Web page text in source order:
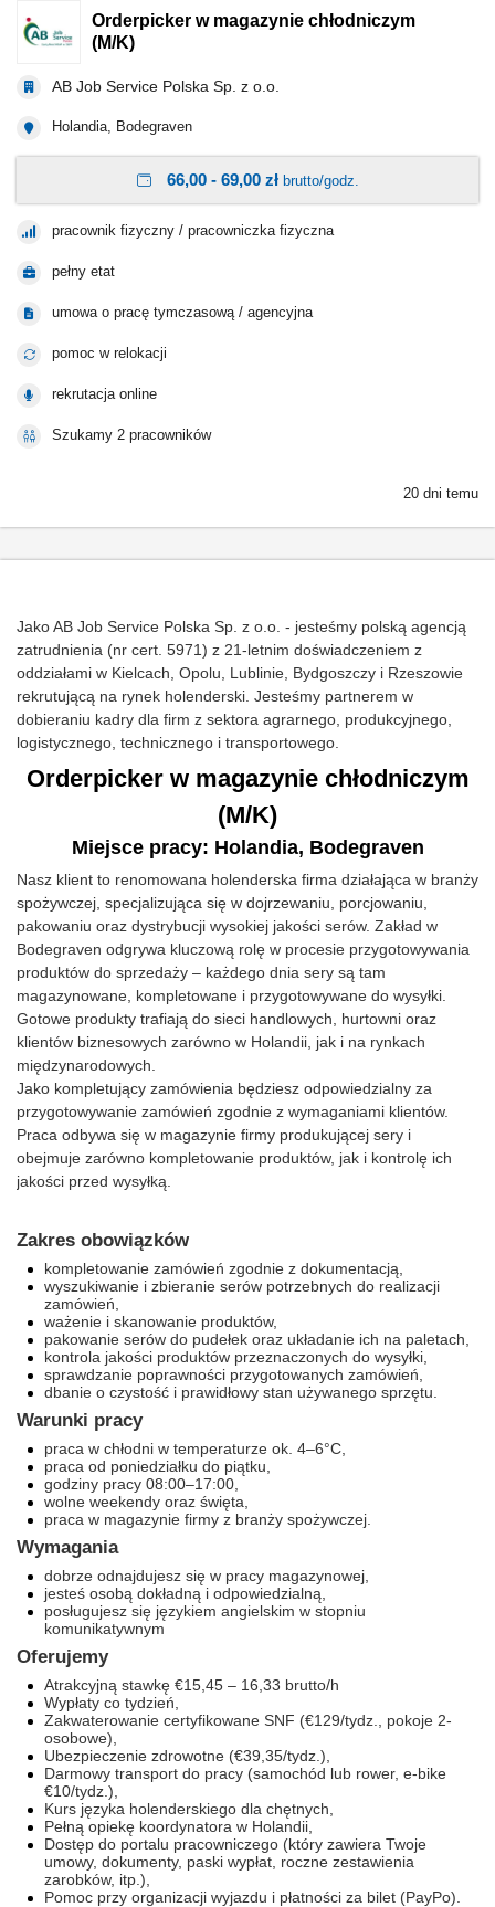
Orderpicker w magazynie chłodniczym
(M/K)
AB Job Service Polska Sp. z o.o.
Holandia, Bodegraven
66,00 - 69,00 złbrutto/godz.
pracownik fizyczny / pracowniczka fizyczna
pełny etat
umowa o pracę tymczasową / agencyjna
pomoc w relokacji
rekrutacja online
Szukamy 2 pracowników
20 dni temu
Jako AB Job Service Polska Sp. z o.o. - jesteśmy polską agencją
zatrudnienia (nr cert. 5971) z 21-letnim doświadczeniem z
oddziałami w Kielcach, Opolu, Lublinie, Bydgoszczy i Rzeszowie
rekrutującą na rynek holenderski. Jesteśmy partnerem w
dobieraniu kadry dla firm z sektora agrarnego, produkcyjnego,
logistycznego, technicznego i transportowego.
Orderpicker w magazynie chłodniczym
(M/K)
Miejsce pracy: Holandia, Bodegraven
Nasz klient to renomowana holenderska firma działająca w branży
spożywczej, specjalizująca się w dojrzewaniu, porcjowaniu,
pakowaniu oraz dystrybucji wysokiej jakości serów. Zakład w
Bodegraven odgrywa kluczową rolę w procesie przygotowywania
produktów do sprzedaży – każdego dnia sery są tam
magazynowane, kompletowane i przygotowywane do wysyłki.
Gotowe produkty trafiają do sieci handlowych, hurtowni oraz
klientów biznesowych zarówno w Holandii, jak i na rynkach
międzynarodowych.
Jako kompletujący zamówienia będziesz odpowiedzialny za
przygotowywanie zamówień zgodnie z wymaganiami klientów.
Praca odbywa się w magazynie firmy produkującej sery i
obejmuje zarówno kompletowanie produktów, jak i kontrolę ich
jakości przed wysyłką.
Zakres obowiązków
kompletowanie zamówień zgodnie z dokumentacją,
wyszukiwanie i zbieranie serów potrzebnych do realizacji
zamówień,
ważenie i skanowanie produktów,
pakowanie serów do pudełek oraz układanie ich na paletach,
kontrola jakości produktów przeznaczonych do wysyłki,
sprawdzanie poprawności przygotowanych zamówień,
dbanie o czystość i prawidłowy stan używanego sprzętu.
Warunki pracy
praca w chłodni w temperaturze ok. 4–6°C,
praca od poniedziałku do piątku,
godziny pracy 08:00–17:00,
wolne weekendy oraz święta,
praca w magazynie firmy z branży spożywczej.
Wymagania
dobrze odnajdujesz się w pracy magazynowej,
jesteś osobą dokładną i odpowiedzialną,
posługujesz się językiem angielskim w stopniu
komunikatywnym
Oferujemy
Atrakcyjną stawkę €15,45 – 16,33 brutto/h
Wypłaty co tydzień,
Zakwaterowanie certyfikowane SNF (€129/tydz., pokoje 2-
osobowe),
Ubezpieczenie zdrowotne (€39,35/tydz.),
Darmowy transport do pracy (samochód lub rower, e-bike
€10/tydz.),
Kurs języka holenderskiego dla chętnych,
Pełną opiekę koordynatora w Holandii,
Dostęp do portalu pracowniczego (który zawiera Twoje
umowy, dokumenty, paski wypłat, roczne zestawienia
zarobków, itp.),
Pomoc przy organizacji wyjazdu i płatności za bilet (PayPo).